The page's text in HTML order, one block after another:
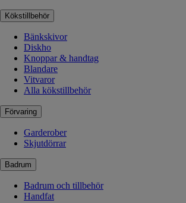
Kökstillbehör
Bänkskivor
Diskho
Knoppar & handtag
Blandare
Vitvaror
Alla kökstillbehör
Förvaring
Garderober
Skjutdörrar
Badrum
Badrum och tillbehör
Handfat